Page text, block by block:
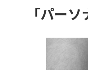
「パー